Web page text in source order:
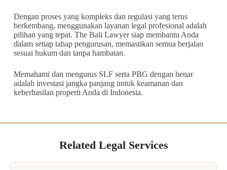
Dengan proses yang kompleks dan regulasi yang terus
berkembang, menggunakan layanan legal profesional adalah
pilihan yang tepat. The Bali Lawyer siap membantu Anda
dalam setiap tahap pengurusan, memastikan semua berjalan
sesuai hukum dan tanpa hambatan.
Memahami dan mengurus SLF serta PBG dengan benar
adalah investasi jangka panjang untuk keamanan dan
keberhasilan properti Anda di Indonesia.
Related Legal Services